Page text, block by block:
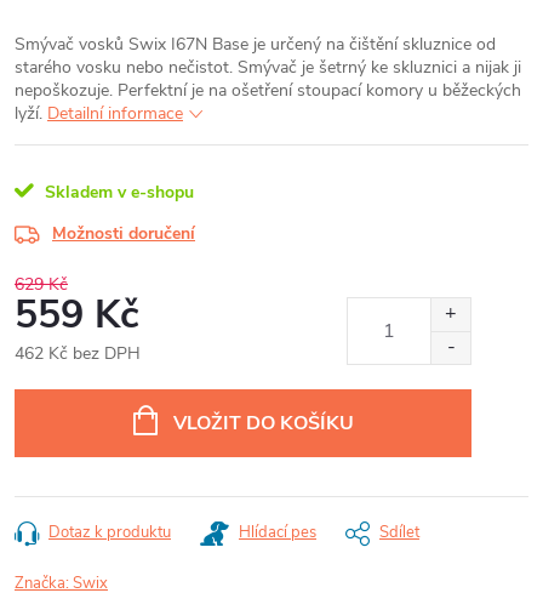
Smývač vosků Swix I67N Base je určený na čištění skluznice od
starého vosku nebo nečistot. Smývač je šetrný ke skluznici a nijak ji
nepoškozuje. Perfektní je na ošetření stoupací komory u běžeckých
lyží. Detailní informace
Skladem v e-shopu
Možnosti doručení
629 Kč
559 Kč
462 Kč bez DPH
VLOŽIT DO KOŠÍKU
Dotaz k produktu Hlídací pes Sdílet
Značka:Swix